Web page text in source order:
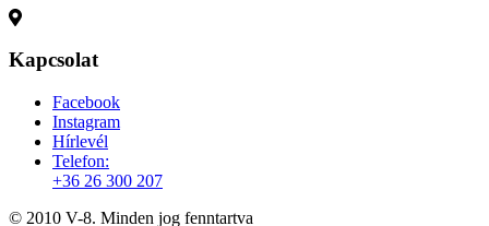
Kapcsolat
Facebook
Instagram
Hírlevél
Telefon:
+36 26 300 207
© 2010 V-8. Minden jog fenntartva